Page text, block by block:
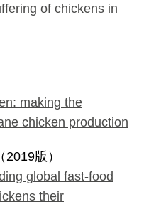
of chickens in
making the
chicken production
版）
global fast-food
their